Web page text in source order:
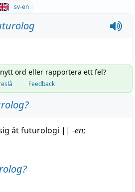
sv-en
ord eller rapportera ett fel?
Feedback
?
åtfuturologi || -en;
?